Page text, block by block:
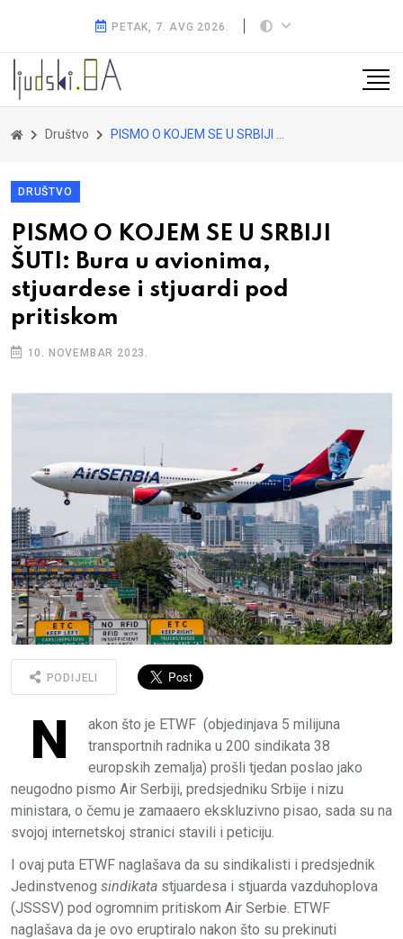
PETAK, 7. AVG 2026.
Društvo PISMO O KOJEM SE U SRBIJI ŠUTI: Bura u avionima, stjuardese i stjuardi pod pritiskom
DRUŠTVO
PISMO O KOJEM SE U SRBIJI
ŠUTI: Bura u avionima,
stjuardese i stjuardi pod
pritiskom
10. NOVEMBAR 2023.
PODIJELI
N
akon što je ETWF (objedinjava 5 milijuna
transportnih radnika u 200 sindikata 38
europskih zemalja) prošli tjedan poslao jako
neugodno pismo Air Serbiji, predsjedniku Srbije i nizu
ministara, o čemu je zamaaero ekskluzivno pisao, sada su na
svojoj internetskoj stranici stavili i peticiju.
I ovaj puta ETWF naglašava da su sindikalisti i predsjednik
Jedinstvenog sindikata stjuardesa i stjuarda vazduhoplova
(JSSSV) pod ogromnim pritiskom Air Serbie. ETWF
naglašava da je ovo eruptiralo nakon što su prekinuti